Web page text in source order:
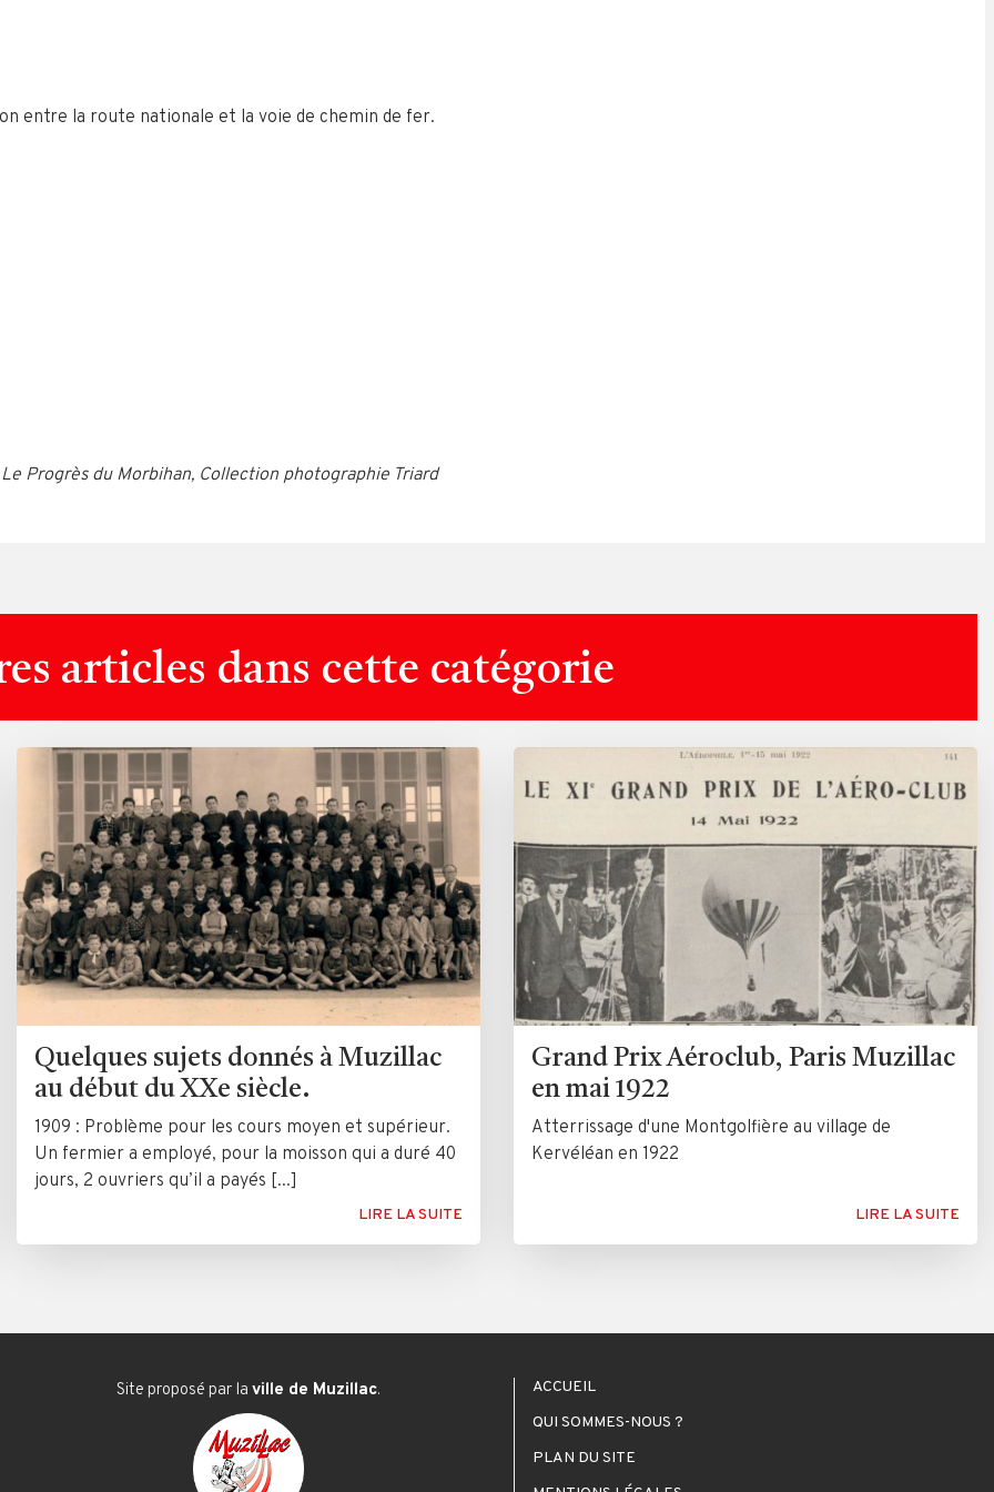
entre la route nationale et la voie de chemin de fer.
Progrès du Morbihan, Collection photographie Triard
articles dans cette catégorie
Quelques sujets donnés à Muzillac
au début du XXe siècle.
1909 : Problème pour les cours moyen et supérieur.
Un fermier a employé, pour la moisson qui a duré 40
jours, 2 ouvriers qu’il a payés [...]
LIRE LA SUITE
Grand Prix Aéroclub, Paris Muzillac
en mai 1922
Atterrissage d'une Montgolfière au village de
Kervéléan en 1922
LIRE LA SUITE
Site proposé par la ville de Muzillac.
ACCUEIL
QUI SOMMES-NOUS ?
PLAN DU SITE